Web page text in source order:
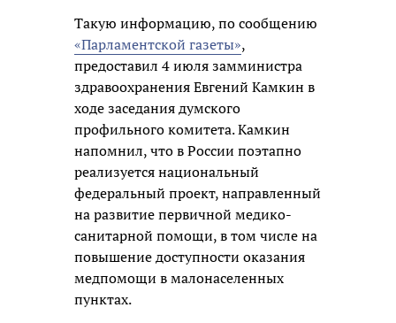
Такую информацию, по сообщению
«Парламентской газеты»,
предоставил 4 июля замминистра
здравоохранения Евгений Камкин в
ходе заседания думского
профильного комитета. Камкин
напомнил, что в России поэтапно
реализуется национальный
федеральный проект, направленный
на развитие первичной медико-
санитарной помощи, в том числе на
повышение доступности оказания
медпомощи в малонаселенных
пунктах.